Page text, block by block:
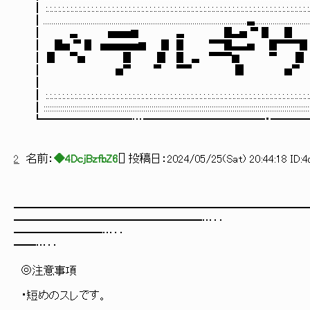
┃
┃ ▃ ▅▅▅▆ ▄ █▄▅ ▀ ▉ █
┃ █▅ ▀ ▉ ▅▅▅▅▅▆ █ ▉ ▀▀█▄▄▅
┃ █ ▀▅ █ ▐▌ ▉ ▄ ▀▀▀▆ ▀ ▐▌
┃ ▅▀ ▀ ▀▀ ▐▌ ▅▀ ▀
┃
┗━━━━━━━━…━━━━━━━━━━━・
2 名前： ◆4DcjBzfbZ6 ] 投稿日： 2024/05/25(Sat) 20:44:18
／／:.／:.:.／:.:.／
:.／:.／:.:.／:.:.／:.:.:／
//:.冫:.:.:.:.:.:.:冫:.:.:／:.:.:.:.
━━━━━━━━━━━━━━━━━━━━━━━━━━━━…‥ j:.:.:/:.:.:./
━━━━━━━━━━━━━━━━━…‥ /:.:/:.:.:.:/:.:.:.:/
━━━━━━━━…‥ ∥/:.:.:.:∥:.:.:/.::.:.:.／
━━…‥ {{ ／:.:.:{:.:x‐く:.:.:/.:彡冫
乂＿彡:.:.:.:.:.//⌒ }/彡" /＿
◎注意事項 /:／:/.:{ { 〃" _,/:./
／{/:.:./:.:∧ヽ∥ `ﾐ斧苳ﾐ
・短めのスレです。 / ∧/